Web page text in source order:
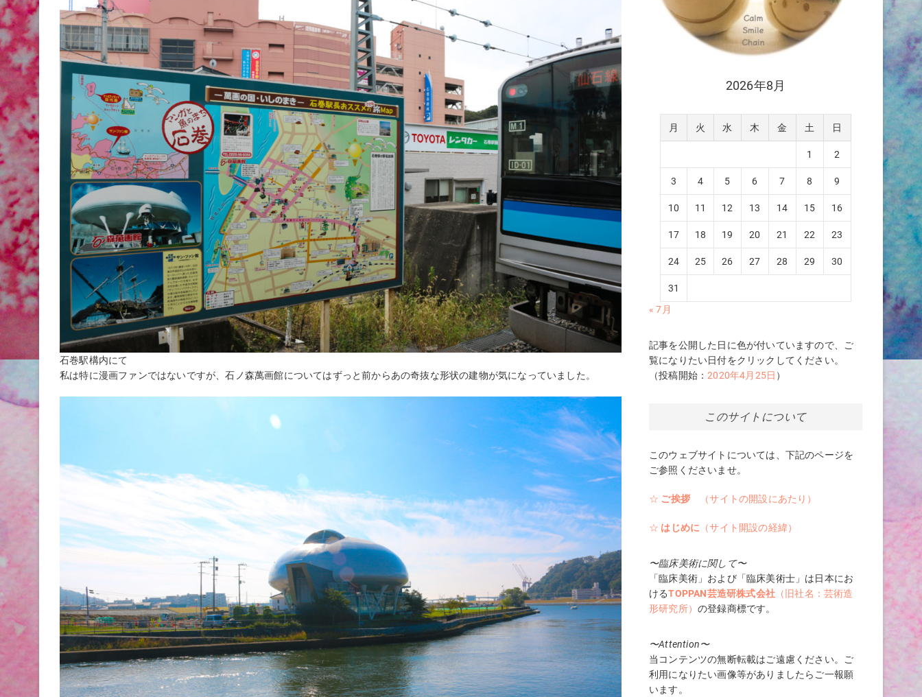
石巻駅構内にて
私は特に漫画ファンではないですが、石ノ森萬画館についてはずっと前からあの奇抜な形状の建物が気になっていました。
2026年8月
月 火 水 木 金 土 日
1 2
3 4 5 6 7 8 9
10 11 12 13 14 15 16
17 18 19 20 21 22 23
24 25 26 27 28 29 30
31
« 7月
記事を公開した日に色が付いていますので、ご
覧になりたい日付をクリックしてください。
（投稿開始：2020年4月25日 ）
このサイトについて
このウェブサイトについては、下記のページを
ご参照くださいませ。
☆ ご挨拶 （サイトの開設にあたり）
☆ はじめに （サイト開設の経緯）
〜臨床美術に関して〜
「臨床美術」および「臨床美術士」は日本にお
けるTOPPAN芸造研株式会社 （旧社名：芸術造
形研究所） の登録商標です。
〜Attention〜
当コンテンツの無断転載はご遠慮ください。ご
利用になりたい画像等がありましたらご一報願
います。